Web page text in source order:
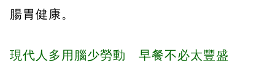
腸胃健康。
現代人多用腦少勞動 早餐不必太豐盛